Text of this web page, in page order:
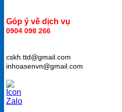
Góp ý về dịch vụ
0904 098 266
cskh.ttd@gmail.com
inhoasenvn@gmail.com